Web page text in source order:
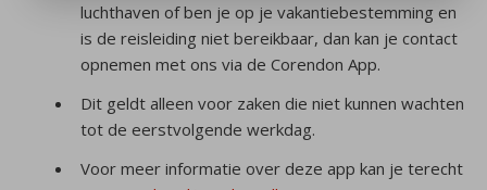
luchthaven of ben je op je vakantiebestemming en
is de reisleiding niet bereikbaar, dan kan je contact
opnemen met ons via de Corendon App.
Dit geldt alleen voor zaken die niet kunnen wachten
tot de eerstvolgende werkdag.
Voor meer informatie over deze app kan je terecht